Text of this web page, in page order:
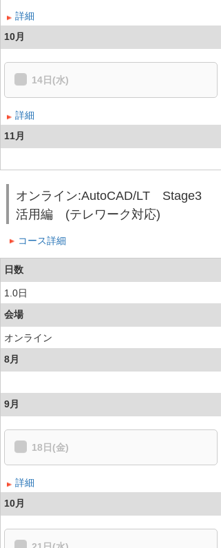
詳細
10月
14日(水)
詳細
11月
オンライン:AutoCAD/LT Stage3
活用編 (テレワーク対応)
コース詳細
日数
1.0日
会場
オンライン
8月
9月
18日(金)
詳細
10月